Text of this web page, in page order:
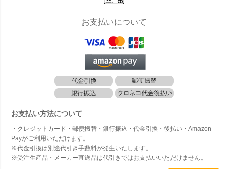
お支払いについて
お支払い方法について
・クレジットカード・郵便振替・銀行振込・代金引換・後払い・Amazon
Payがご利用いただけます。
※代金引換は別途代引き手数料が発生いたします。
※受注生産品・メーカー直送品は代引きではお支払いいただけません。